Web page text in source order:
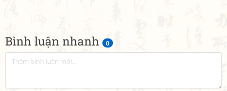
Bình luận nhanh 0